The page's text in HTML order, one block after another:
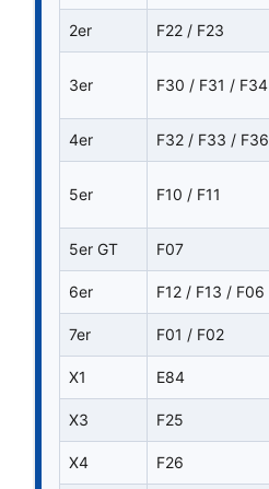
2er F22 / F23
3er F30 / F31 / F34
4er F32 / F33 / F36
5er F10 / F11
5er GT F07
6er F12 / F13 / F06
7er F01 / F02
X1 E84
X3 F25
X4 F26